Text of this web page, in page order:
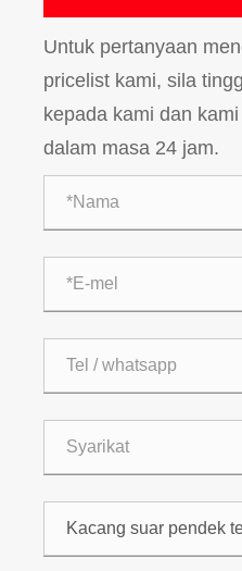
Untuk pertanyaan
pricelist kami, sila
kepada kami dan
dalam masa 24 jam.